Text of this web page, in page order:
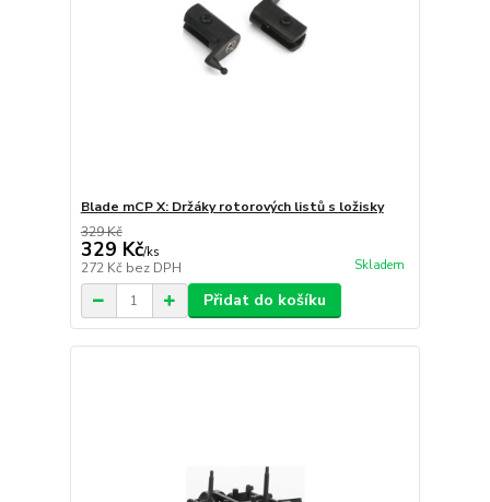
Blade mCP X: Držáky rotorových listů s ložisky
329 Kč
329 Kč/ks
272 Kč bez DPH Skladem
Přidat do košíku